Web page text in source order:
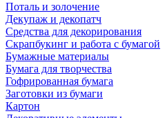
Поталь и золочение
Декупаж и декопатч
Средства для декорирования
Скрапбукинг и работа с бумагой
Бумажные материалы
Бумага для творчества
Гофрированная бумага
Заготовки из бумаги
Картон